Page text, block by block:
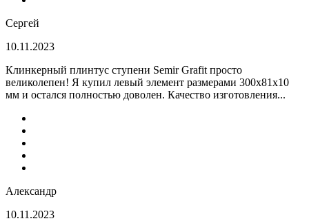
Сергей
10.11.2023
Клинкерный плинтус ступени Semir Grafit просто
великолепен! Я купил левый элемент размерами 300х81х10
мм и остался полностью доволен. Качество изготовления...
Александр
10.11.2023